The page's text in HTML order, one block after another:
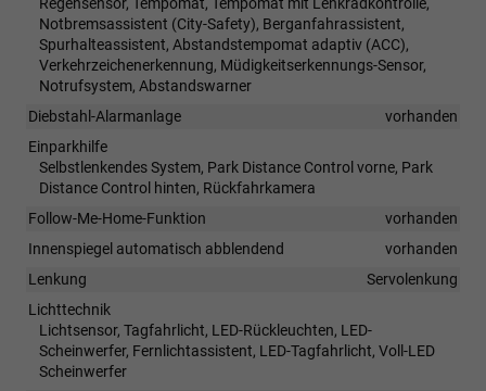
Notbremsassistent (City-Safety), Berganfahrassistent,
Spurhalteassistent, Abstandstempomat adaptiv (ACC),
Verkehrzeichenerkennung, Müdigkeitserkennungs-Sensor,
Notrufsystem, Abstandswarner
Diebstahl-Alarmanlage
vorhanden
Einparkhilfe
Selbstlenkendes System, Park Distance Control vorne, Park
Distance Control hinten, Rückfahrkamera
Follow-Me-Home-Funktion
vorhanden
Innenspiegel automatisch abblendend
vorhanden
Lenkung
Servolenkung
Lichttechnik
Lichtsensor, Tagfahrlicht, LED-Rückleuchten, LED-
Scheinwerfer, Fernlichtassistent, LED-Tagfahrlicht, Voll-LED
Scheinwerfer